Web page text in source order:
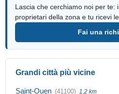
Lascia che cerchiamo noi per te:
proprietari della zona e tu ricevi
Fai una
Grandi città più vicine
Saint-Ouen (41100) 1,2 km